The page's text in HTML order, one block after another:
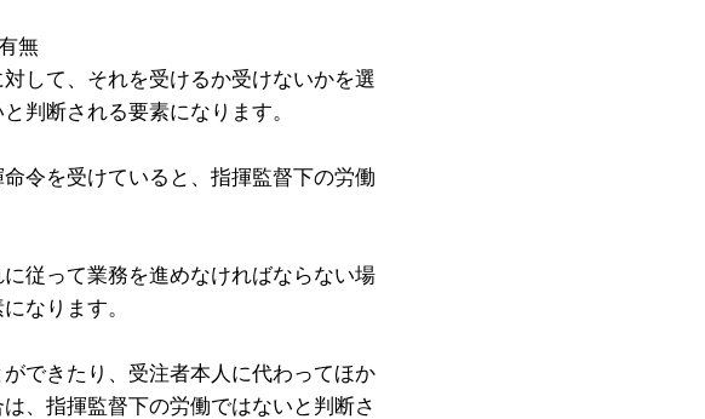
無
して、それを受けるか受けないかを選
判断される要素になります。
令を受けていると、指揮監督下の労働
従って業務を進めなければならない場
なります。
できたり、受注者本人に代わってほか
、指揮監督下の労働ではないと判断さ